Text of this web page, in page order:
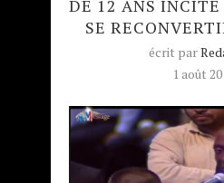
DE 12 ANS
SE
écrit par
1 août